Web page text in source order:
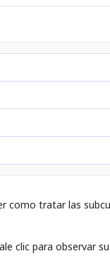
como tratar las
clic para observar